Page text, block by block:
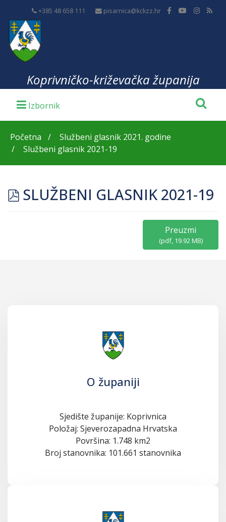
+385 48 658 111 pisarnica@kckzz.hr
Koprivničko-križevačka županija
Početna
Službeni glasnik 2021. godine
Službeni glasnik 2021-19
pdf
SLUŽBENI GLASNIK 2021-19
Preuzmi
(pdf, 19.92 MB)
O županiji
Sjedište županije: Koprivnica
Položaj: Sjeverozapadna Hrvatska
Površina: 1.748 km2
Broj stanovnika: 101.661 stanovnika